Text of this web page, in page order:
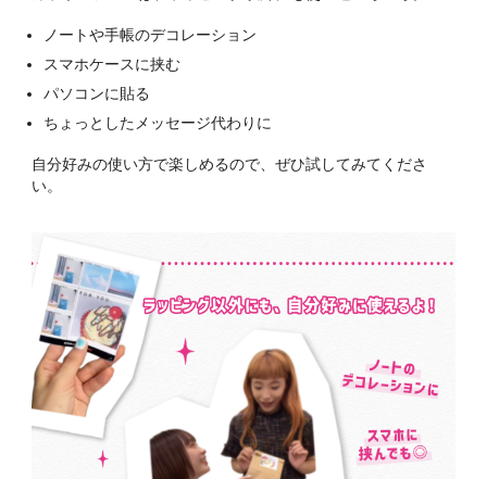
ノートや手帳のデコレーション
スマホケースに挟む
パソコンに貼る
ちょっとしたメッセージ代わりに
自分好みの使い方で楽しめるので、ぜひ試してみてくださ
い。